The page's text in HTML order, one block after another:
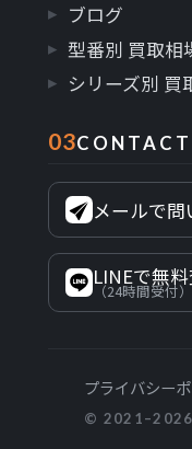
ブログ
型番別 買取相
シリーズ別 買
03CONTACT
メールで
LINEで無
（24時間受付
プライバシー
©